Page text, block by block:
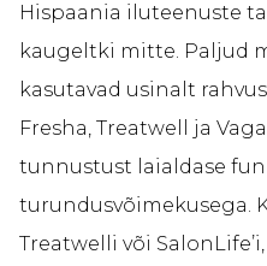
Hispaania iluteenuste
kaugeltki mitte. Paljud
kasutavad usinalt
Fresha, Treatwell ja
tunnustust laialdase
turundusvõimekusega.
Treatwelli või